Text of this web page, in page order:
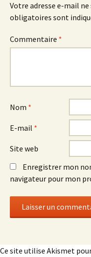
Votre adresse e-mail ne
obligatoires sont
Commentaire *
Nom *
E-mail *
Site web
Enregistrer mon
navigateur pour mon
Ce site utilise Akismet